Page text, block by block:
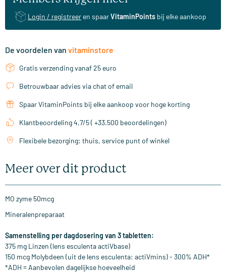
Login / registreer en spaarVitaminPoints bij elke aankoop
De voordelen van vitaminstore
Gratis verzending vanaf 25 euro
Betrouwbaar advies via chat of email
Spaar VitaminPoints bij elke aankoop voor hoge korting
Klantbeoordeling 4,7/5 ( +33.500 beoordelingen)
Flexibele bezorging: thuis, service punt of winkel
Meer over dit product
MO zyme 50mcg
Mineralenpreparaat
Samenstelling per dagdosering van 3 tabletten:
375 mg Linzen (lens esculenta actiVbase)
150 mcg Molybdeen (uit de lens esculenta: actiVmins) - 300% ADH*
*ADH = Aanbevolen dagelijkse hoeveelheid